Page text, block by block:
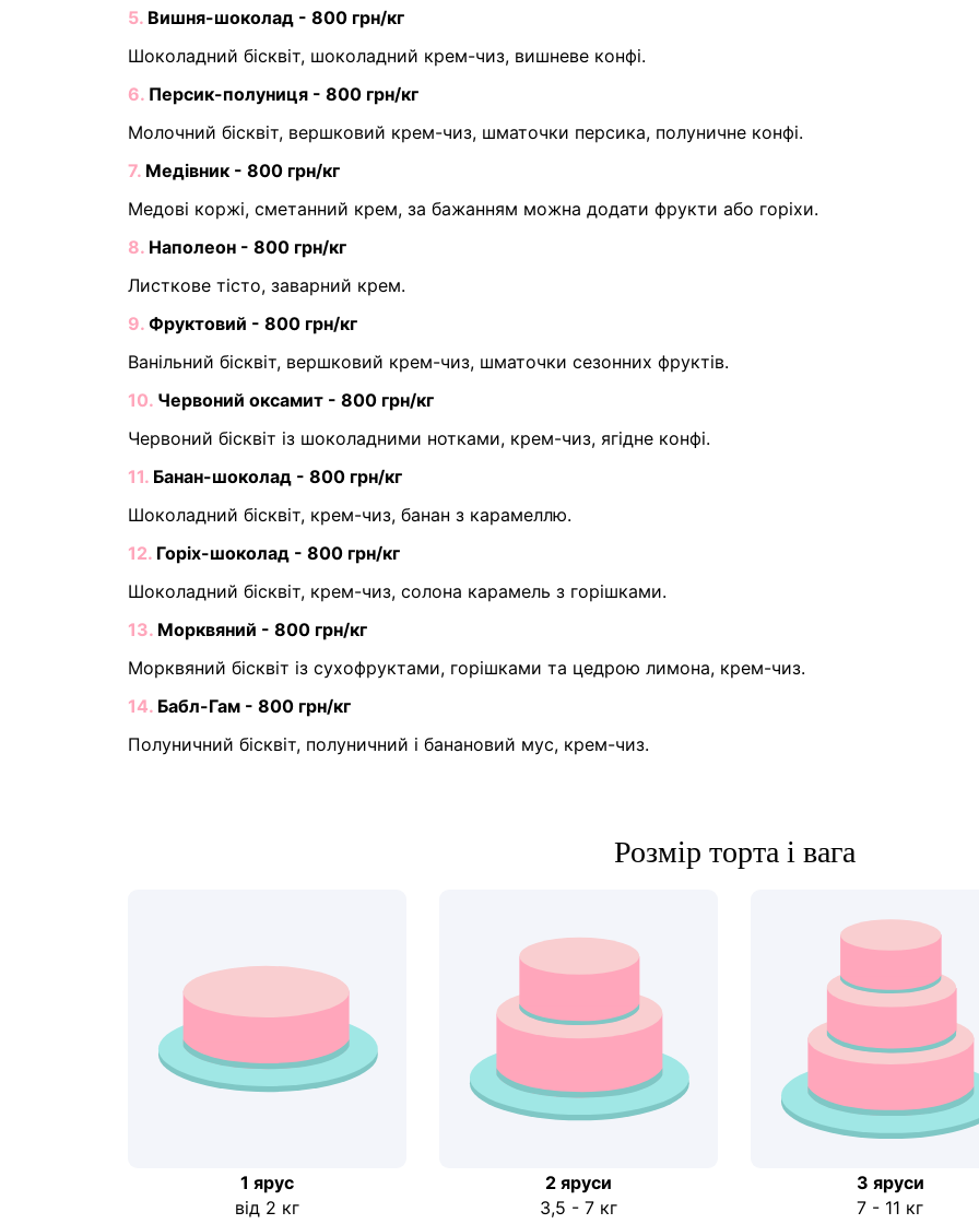
5. Вишня-шоколад - 800 грн/кг
Шоколадний бісквіт, шоколадний крем-чиз, вишневе конфі.
6. Персик-полуниця - 800 грн/кг
Молочний бісквіт, вершковий крем-чиз, шматочки персика, полуничне конфі.
7. Медівник - 800 грн/кг
Медові коржі, сметанний крем, за бажанням можна додати фрукти або горіхи.
8. Наполеон - 800 грн/кг
Листкове тісто, заварний крем.
9. Фруктовий - 800 грн/кг
Ванільний бісквіт, вершковий крем-чиз, шматочки сезонних фруктів.
10. Червоний оксамит - 800 грн/кг
Червоний бісквіт із шоколадними нотками, крем-чиз, ягідне конфі.
11. Банан-шоколад - 800 грн/кг
Шоколадний бісквіт, крем-чиз, банан з карамеллю.
12. Горіх-шоколад - 800 грн/кг
Шоколадний бісквіт, крем-чиз, солона карамель з горішками.
13. Морквяний - 800 грн/кг
Морквяний бісквіт із сухофруктами, горішками та цедрою лимона, крем-чиз.
14. Бабл-Гам - 800 грн/кг
Полуничний бісквіт, полуничний і банановий мус, крем-чиз.
Розмір торта і вага
1 ярус
від 2 кг
2 яруси
3,5 - 7 кг
3 яруси
7 - 11 кг